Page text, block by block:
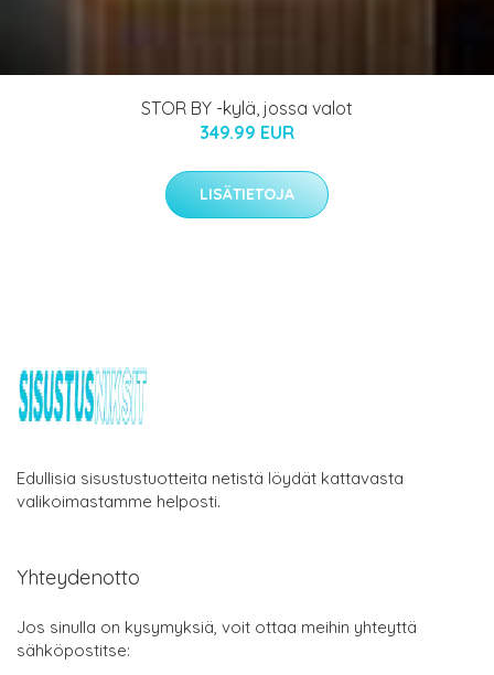
STOR BY -kylä, jossa valot
349.99 EUR
LISÄTIETOJA
Edullisia sisustustuotteita netistä löydät kattavasta
valikoimastamme helposti.
Yhteydenotto
Jos sinulla on kysymyksiä, voit ottaa meihin yhteyttä
sähköpostitse: